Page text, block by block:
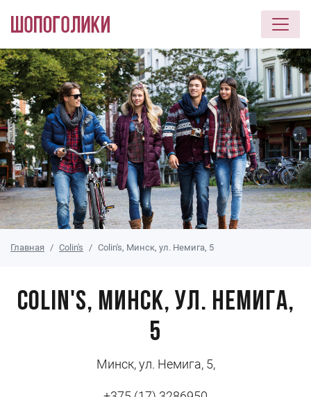
Перейти к основному содержанию
Главная Colin's Colin's, Минск, ул. Немига, 5
Colin's, Минск, ул. Немига,
5
Минск, ул. Немига, 5,